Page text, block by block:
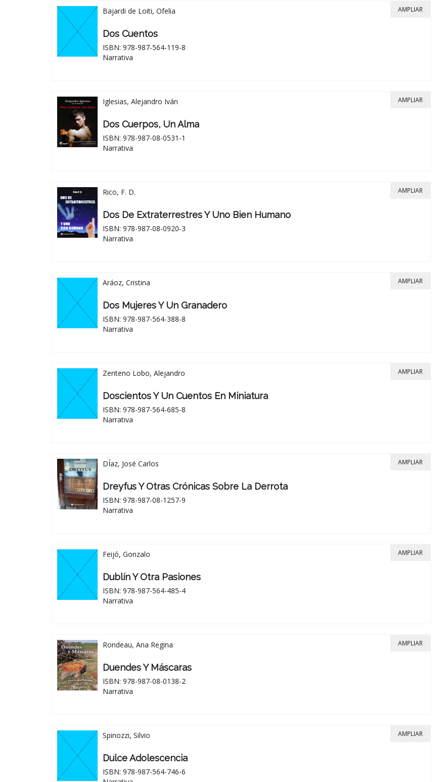
Bajardi de Loiti, Ofelia
Dos Cuentos
ISBN: 978-987-564-119-8
Narrativa
AMPLIAR
Iglesias, Alejandro Iván
Dos Cuerpos, Un Alma
ISBN: 978-987-08-0531-1
Narrativa
AMPLIAR
Rico, F. D.
Dos De Extraterrestres Y Uno Bien Humano
ISBN: 978-987-08-0920-3
Narrativa
AMPLIAR
Aráoz, Cristina
Dos Mujeres Y Un Granadero
ISBN: 978-987-564-388-8
Narrativa
AMPLIAR
Zenteno Lobo, Alejandro
Doscientos Y Un Cuentos En Miniatura
ISBN: 978-987-564-685-8
Narrativa
AMPLIAR
DÍaz, José Carlos
Dreyfus Y Otras Crónicas Sobre La Derrota
ISBN: 978-987-08-1257-9
Narrativa
AMPLIAR
Feijó, Gonzalo
Dublín Y Otra Pasiones
ISBN: 978-987-564-485-4
Narrativa
AMPLIAR
Rondeau, Ana Regina
Duendes Y Máscaras
ISBN: 978-987-08-0138-2
Narrativa
AMPLIAR
Spinozzi, Silvio
Dulce Adolescencia
ISBN: 978-987-564-746-6
AMPLIAR